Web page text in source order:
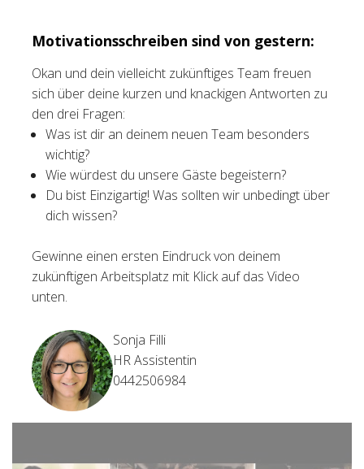
Motivationsschreiben sind von gestern:
Okan und dein vielleicht zukünftiges Team freuen
sich über deine kurzen und knackigen Antworten zu
den drei Fragen:
Was ist dir an deinem neuen Team besonders
wichtig?
Wie würdest du unsere Gäste begeistern?
Du bist Einzigartig! Was sollten wir unbedingt über
dich wissen?
Gewinne einen ersten Eindruck von deinem
zukünftigen Arbeitsplatz mit Klick auf das Video
unten.
Sonja Filli
HR Assistentin
0442506984